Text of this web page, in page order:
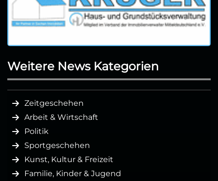
Weitere News Kategorien
Zeitgeschehen
Arbeit & Wirtschaft
Politik
Sportgeschehen
Kunst, Kultur & Freizeit
Familie, Kinder & Jugend